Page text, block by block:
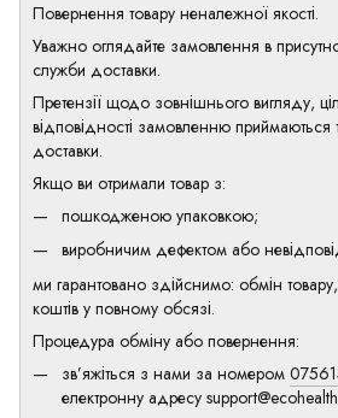
Повернення товару неналежної якості.
Уважно оглядайте замовлення в
служби доставки.
Претензії щодо зовнішнього вигляду,
відповідності замовленню приймаються
доставки.
Якщо ви отримали товар з:
пошкодженою упаковкою;
виробничим дефектом або
ми гарантовано здійснимо: обмін
коштів у повному обсязі.
Процедура обміну або повернення:
зв’яжіться з нами за номером
електронну адресу